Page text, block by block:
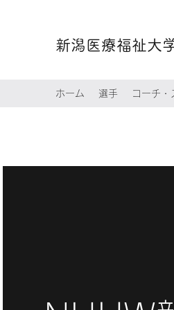
新潟医療福祉大
ホーム 選手 コーチ・